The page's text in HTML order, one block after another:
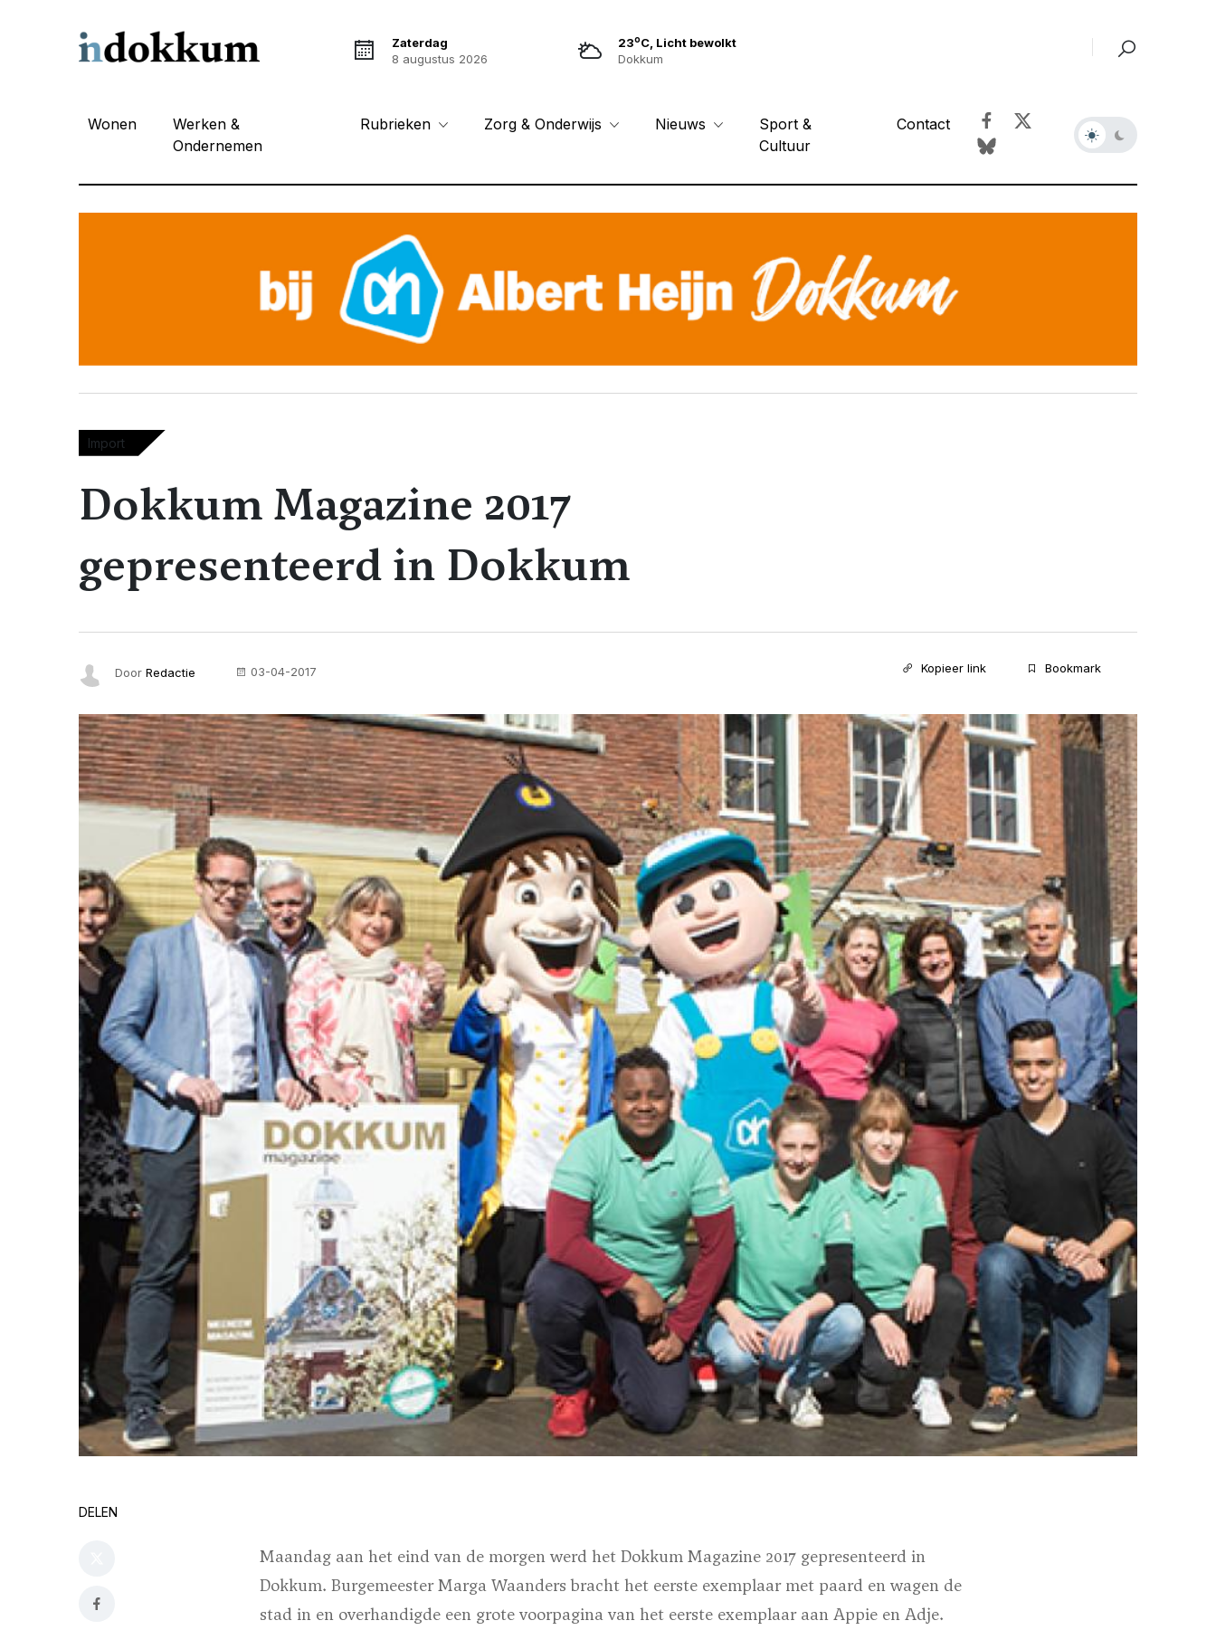
Zaterdag
8 augustus 2026
23oC, Licht bewolkt
Dokkum
Wonen
Werken &
Ondernemen
Rubrieken Zorg & Onderwijs Nieuws
Sport &
Cultuur
Contact
Import
Dokkum Magazine 2017
gepresenteerd in Dokkum
Door Redactie 03-04-2017 Kopieer link Bookmark
DELEN
Maandag aan het eind van de morgen werd het Dokkum Magazine 2017 gepresenteerd in
Dokkum. Burgemeester Marga Waanders bracht het eerste exemplaar met paard en wagen de
stad in en overhandigde een grote voorpagina van het eerste exemplaar aan Appie en Adje.